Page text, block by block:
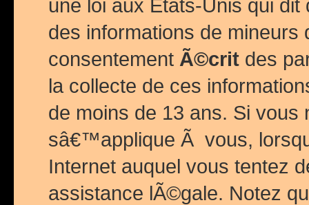
une loi aux Etats-Unis qui
des informations de mineurs
consentement Ã©crit des
la collecte de ces
de moins de 13 ans. Si
sâ€™applique Ã vous,
Internet auquel vous tentez
assistance lÃ©gale. Notez